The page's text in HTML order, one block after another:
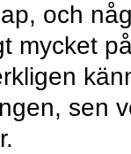
och
mycket
sen